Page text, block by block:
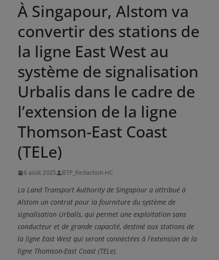
À Singapour, Alstom va
convertir des stations de
la ligne East West au
système de signalisation
Urbalis dans le cadre de
l’extension de la ligne
Thomson-East Coast
(TELe)
6 août 2025 BTP_Redaction-HC
La Land Transport Authority de Singapour a attribué à
Alstom un contrat pour la fourniture du système de
signalisation Urbalis, qui permet une exploitation sans
conducteur et de grande capacité, destiné aux stations de
la ligne East West qui seront connectées à l’extension de la
ligne Thomson-East Coast (TELe).